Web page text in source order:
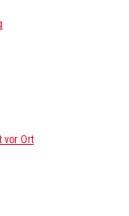
vor Ort